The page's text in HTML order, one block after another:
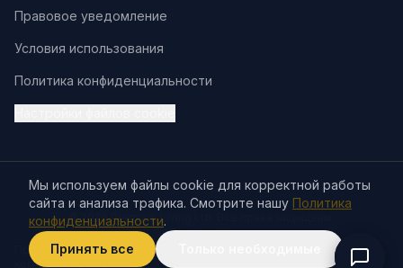
Правовое уведомление
Условия использования
Политика конфиденциальности
© 2026 Premium Living Ltd. Все права защищены.
VISA
Применяются условия использования. Регистрационный номер
компании HE 442471
Мы используем файлы cookie для корректной работы
сайта и анализа трафика. Смотрите нашу Политика
конфиденциальности.
Принять все